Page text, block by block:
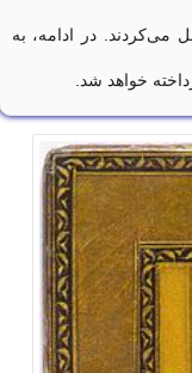
می‌کردند. در ادامه، به
خواهد شد.